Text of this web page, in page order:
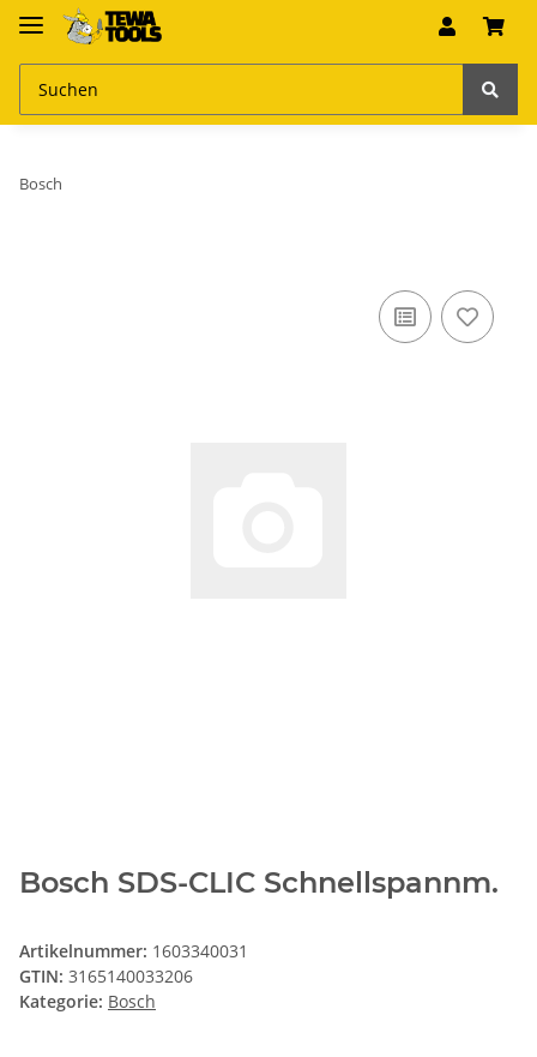
Bosch
Bosch SDS-CLIC Schnellspannm.
Artikelnummer: 1603340031
GTIN: 3165140033206
Kategorie: Bosch